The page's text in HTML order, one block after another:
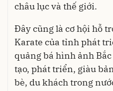
châu lục và thế giới.
Đây cũng là cơ hội hỗ
Karate của tỉnh phát
quảng bá hình ảnh
tạo, phát triển, giàu
bè, du khách trong